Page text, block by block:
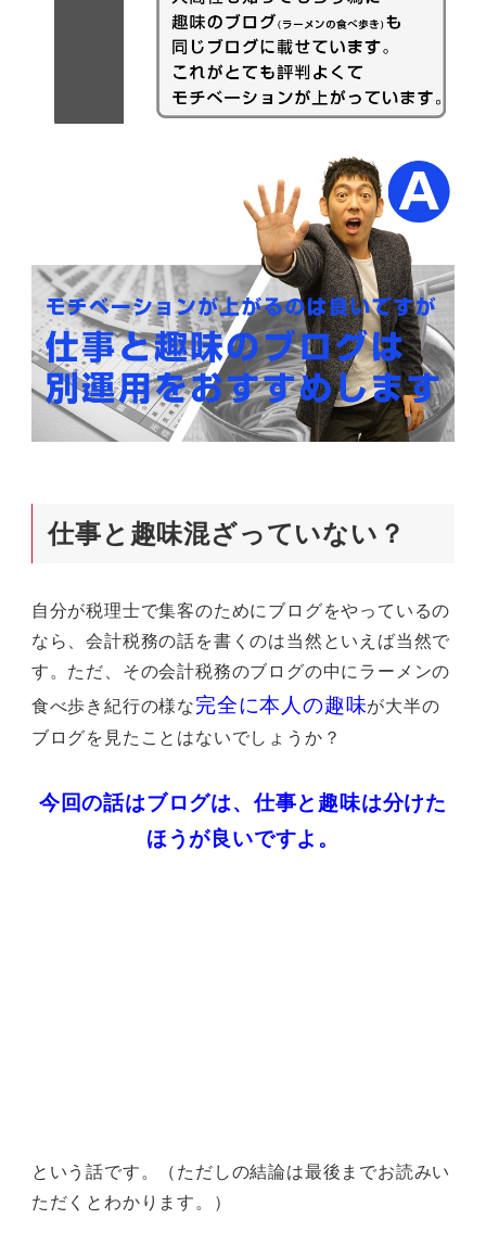
仕事と趣味混ざっていない？
自分が税理士で集客のためにブログをやっているの
なら、会計税務の話を書くのは当然といえば当然で
す。ただ、その会計税務のブログの中にラーメンの
食べ歩き紀行の様な完全に本人の趣味が大半の
ブログを見たことはないでしょうか？
今回の話はブログは、仕事と趣味は分けた
ほうが良いですよ。
という話です。（ただしの結論は最後までお読みい
ただくとわかります。）